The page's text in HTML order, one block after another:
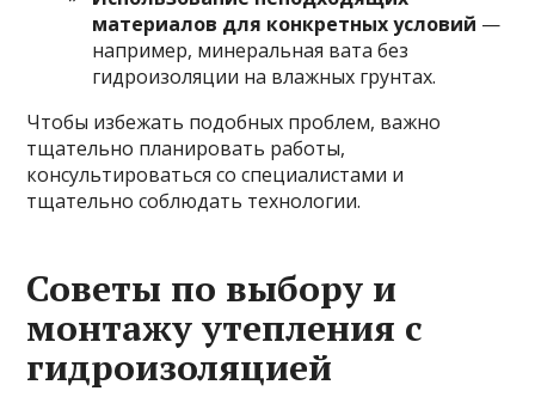
материалов для конкретных условий —
например, минеральная вата без
гидроизоляции на влажных грунтах.
Чтобы избежать подобных проблем, важно
тщательно планировать работы,
консультироваться со специалистами и
тщательно соблюдать технологии.
Советы по выбору и
монтажу утепления с
гидроизоляцией